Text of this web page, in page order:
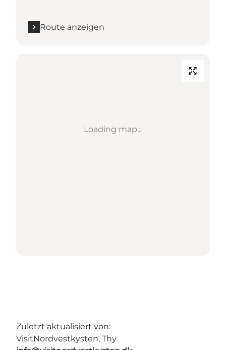
Route anzeigen
Loading map...
Zuletzt aktualisiert von:
VisitNordvestkysten, Thy